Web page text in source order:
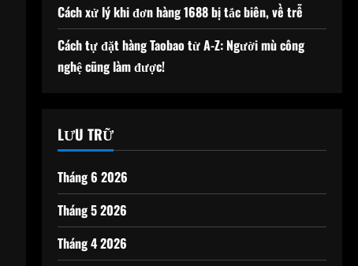
Cách xử lý khi đơn hàng 1688 bị tắc biên, về trễ
Cách tự đặt hàng Taobao từ A-Z: Người mù công
nghệ cũng làm được!
LƯU TRỮ
Tháng 6 2026
Tháng 5 2026
Tháng 4 2026